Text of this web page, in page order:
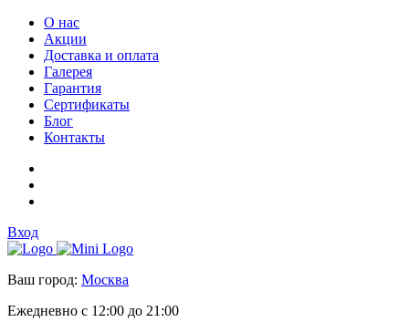
О нас
Акции
Доставка и оплата
Галерея
Гарантия
Сертификаты
Блог
Контакты
Вход
Ваш город: Москва
Ежедневно с 12:00 до 21:00